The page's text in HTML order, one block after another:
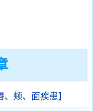
颊、面疾患】